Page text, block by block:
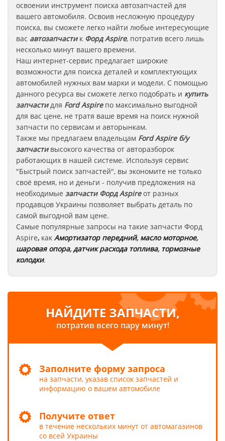
освоении инструмент поиска автозапчастей для
вашего автомобиля. Освоив несложную процедуру
поиска, вы сможете легко найти любые интересующие
вас автозапчастик Форд Aspire, потратив всего лишь
несколько минут вашего времени.
Наш интернет-сервис предлагает широкие
возможности для поиска деталей и комплектующих
автомобилей нужных вам марки и модели. С помощью
данного ресурса вы сможете легко подобрать и купить
запчастидля Ford Aspireпо максимально выгодной
для вас цене, не тратя ваше время на поиск нужной
запчасти по сервисам и авторынкам.
Также мы предлагаем владельцам Ford Aspireб/у
запчастивысокого качества от авторазборок
работающих в нашей системе. Используя сервис
"Быстрый поиск запчастей", вы экономите не только
своё время, но и деньги - получив предложения на
необходимые запчастиФорд Aspireот разных
продавцов Украины позволяет выбрать деталь по
самой выгодной вам цене.
Самые популярные запросы на такие запчасти Форд
Aspire, как Амортизатор передний, масло моторное,
шаровая опора,датчик расхода топлива, тормозные
колодки.
НАЙДИТЕ ЗАПЧАСТИ,
потратив всего пару минут!
Заполните форму запроса
на запчасти, указав список запчастей и
информацию о вашем автомобиле
Получите ответ
в течение нескольких минут от автомагазинов
со всей Украины